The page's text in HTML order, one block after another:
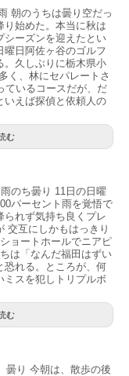
のうちは曇り空だっ
り始めた。本当に秋は
ーズンを迎えたとい
曜日阿佐ヶ谷のゴルフ
。久しぶりに栃木県小
く、林にセパレートさ
ているコースだが、だ
いえば探偵と依頼人の
む
のち曇り 11日の日曜
パーセント雨を覚悟で
られず気持ち良くプレ
交互にしかもはっきり
ョートホールでニアピ
は「なんだ福田はずい
恐れる。ところが、何
ミスを犯しトリプルボ
む
り 今朝は、散歩の後